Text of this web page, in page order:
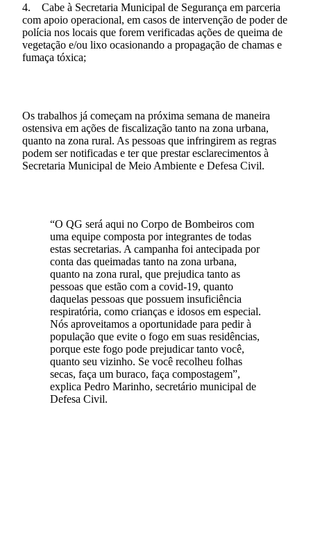
4. Cabe à Secretaria Municipal de Segurança em parceria
com apoio operacional, em casos de intervenção de poder de
polícia nos locais que forem verificadas ações de queima de
vegetação e/ou lixo ocasionando a propagação de chamas e
fumaça tóxica;
Os trabalhos já começam na próxima semana de maneira
ostensiva em ações de fiscalização tanto na zona urbana,
quanto na zona rural. As pessoas que infringirem as regras
podem ser notificadas e ter que prestar esclarecimentos à
Secretaria Municipal de Meio Ambiente e Defesa Civil.
“O QG será aqui no Corpo de Bombeiros com
uma equipe composta por integrantes de todas
estas secretarias. A campanha foi antecipada por
conta das queimadas tanto na zona urbana,
quanto na zona rural, que prejudica tanto as
pessoas que estão com a covid-19, quanto
daquelas pessoas que possuem insuficiência
respiratória, como crianças e idosos em especial.
Nós aproveitamos a oportunidade para pedir à
população que evite o fogo em suas residências,
porque este fogo pode prejudicar tanto você,
quanto seu vizinho. Se você recolheu folhas
secas, faça um buraco, faça compostagem”,
explica Pedro Marinho, secretário municipal de
Defesa Civil.